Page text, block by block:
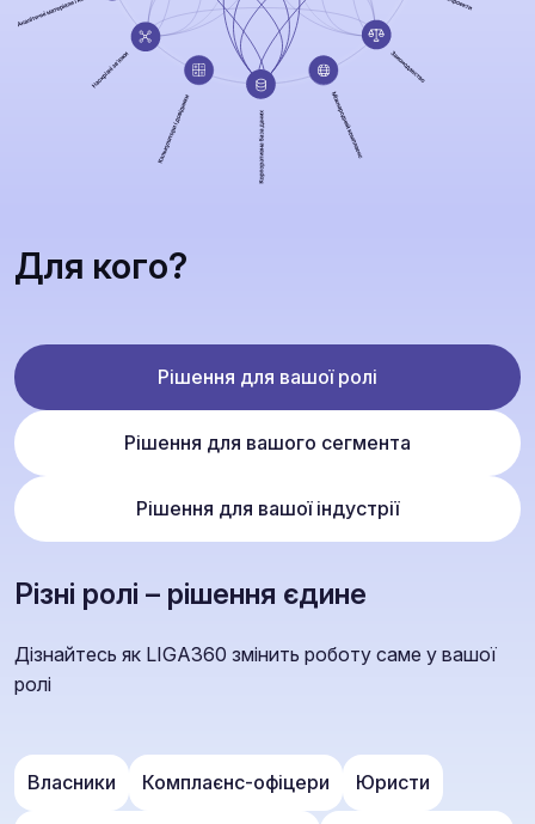
Для кого?
Рішення для вашої ролі
Рішення для вашого сегмента
Рішення для вашої індустрії
Різні ролі – рішення єдине
Дізнайтесь як LIGA360 змінить роботу саме у вашої
ролі
Власники Комплаєнс-офіцери Юристи